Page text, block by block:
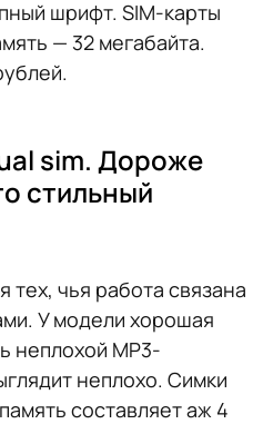
шрифт. SIM-карты
— 32 мегабайта.
sim. Дороже
стильный
тех, чья работа связана
У модели хорошая
неплохой MP3-
неплохо. Симки
составляет аж 4